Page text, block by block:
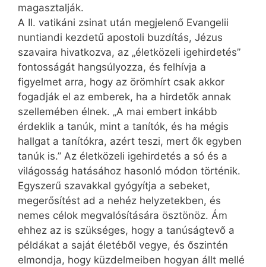
magasztalják.
A II. vatikáni zsinat után megjelenő Evangelii
nuntiandi kezdetű apostoli buzdítás, Jézus
szavaira hivatkozva, az „életközeli igehirdetés”
fontosságát hangsúlyozza, és felhívja a
figyelmet arra, hogy az örömhírt csak akkor
fogadják el az emberek, ha a hirdetők annak
szellemében élnek. „A mai embert inkább
érdeklik a tanúk, mint a tanítók, és ha még­is
hallgat a tanítókra, azért teszi, mert ők egyben
tanúk is.” Az életközeli igehirdetés a só és a
világosság hatásához hasonló módon történik.
Egyszerű szavakkal gyógyítja a sebeket,
megerősítést ad a nehéz helyzetekben, és
nemes célok megvalósítására ösztönöz. Ám
ehhez az is szükséges, hogy a tanúságtevő a
példákat a saját életéből vegye, és őszintén
elmondja, hogy küzdelmeiben hogyan állt mellé